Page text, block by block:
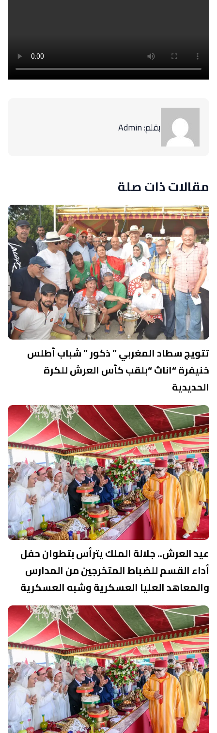
بقلم: Admin
مقالات ذات صلة
تتويج سطاد المغربي ” ذكور ” شباب أطلس
خنيفرة “اناث “بلقب كأس العرش للكرة
الحديدية
عيد العرش.. جلالة الملك يترأس بتطوان حفل
أداء القسم للضباط المتخرجين من المدارس
والمعاهد العليا العسكرية وشبه العسكرية